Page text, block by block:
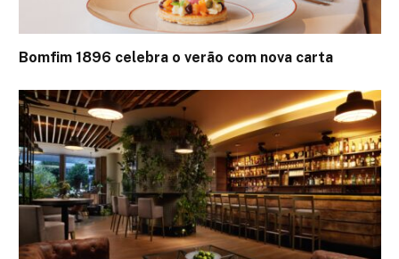
Bomfim 1896 celebra o verão com nova carta